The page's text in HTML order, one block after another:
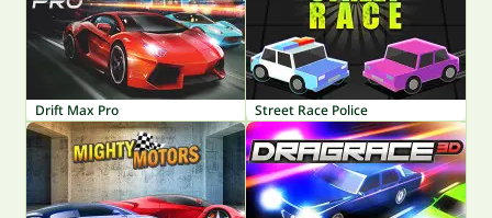
Drift Max Pro Street Race Police